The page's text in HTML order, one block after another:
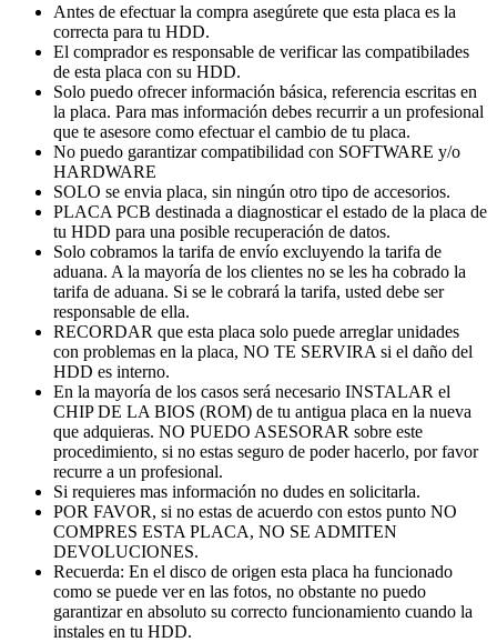
Antes de efectuar la compra asegúrete que esta placa es la
correcta para tu HDD.
El comprador es responsable de verificar las compatibilades
de esta placa con su HDD.
Solo puedo ofrecer información básica, referencia escritas en
la placa. Para mas información debes recurrir a un profesional
que te asesore como efectuar el cambio de tu placa.
No puedo garantizar compatibilidad con SOFTWARE y/o
HARDWARE
SOLO se envia placa, sin ningún otro tipo de accesorios.
PLACA PCB destinada a diagnosticar el estado de la placa de
tu HDD para una posible recuperación de datos.
Solo cobramos la tarifa de envío excluyendo la tarifa de
aduana. A la mayoría de los clientes no se les ha cobrado la
tarifa de aduana. Si se le cobrará la tarifa, usted debe ser
responsable de ella.
RECORDAR que esta placa solo puede arreglar unidades
con problemas en la placa, NO TE SERVIRA si el daño del
HDD es interno.
En la mayoría de los casos será necesario INSTALAR el
CHIP DE LA BIOS (ROM) de tu antigua placa en la nueva
que adquieras. NO PUEDO ASESORAR sobre este
procedimiento, si no estas seguro de poder hacerlo, por favor
recurre a un profesional.
Si requieres mas información no dudes en solicitarla.
POR FAVOR, si no estas de acuerdo con estos punto NO
COMPRES ESTA PLACA, NO SE ADMITEN
DEVOLUCIONES.
Recuerda: En el disco de origen esta placa ha funcionado
como se puede ver en las fotos, no obstante no puedo
garantizar en absoluto su correcto funcionamiento cuando la
instales en tu HDD.